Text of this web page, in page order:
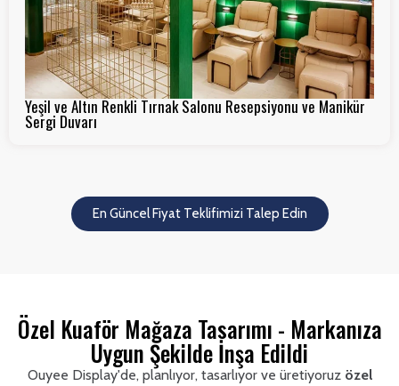
Yeşil ve Altın Renkli Tırnak Salonu Resepsiyonu ve Manikür
Sergi Duvarı
En Güncel Fiyat Teklifimizi Talep Edin
Özel Kuaför Mağaza Tasarımı - Markanıza
Uygun Şekilde İnşa Edildi
Ouyee Display'de, planlıyor, tasarlıyor ve üretiyoruz özel